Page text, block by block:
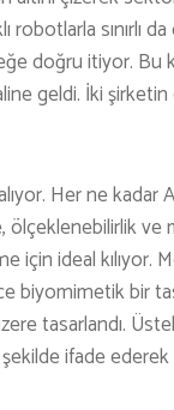
sınırlı
doğru itiyor. Bu
geldi. İki
Her ne kadar
ve
için ideal kılıyor.
bir
tasarlandı.
ifade ederek